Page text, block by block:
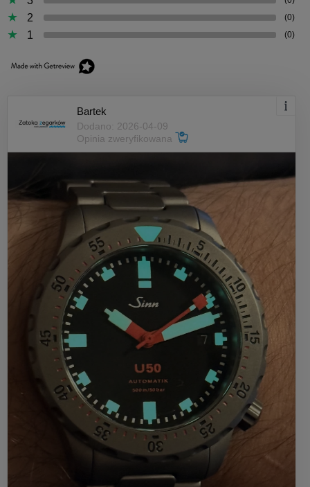
2 (0)
1 (0)
Bartek
Dodano: 2026-04-09
Opinia zweryfikowana